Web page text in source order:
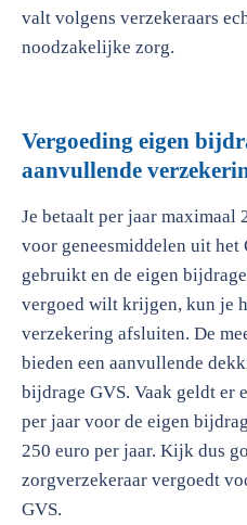
valt volgens verzekeraars
noodzakelijke zorg.
Vergoeding eigen
aanvullende
Je betaalt per jaar maximaal
voor geneesmiddelen uit het
gebruikt en de eigen
vergoed wilt krijgen, kun je
verzekering afsluiten. De
bieden een aanvullende
bijdrage GVS. Vaak geldt er
per jaar voor de eigen
250 euro per jaar. Kijk dus
zorgverzekeraar vergoedt
GVS.